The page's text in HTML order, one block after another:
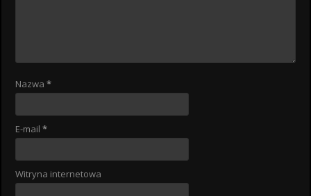
Nazwa*
E-mail*
Witryna internetowa